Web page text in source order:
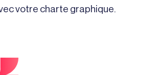
votre charte graphique.